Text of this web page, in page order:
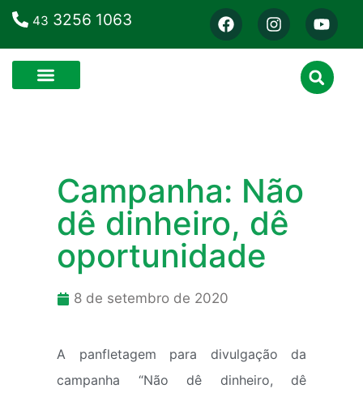
43 3256 1063
Campanha: Não
dê dinheiro, dê
oportunidade
8 de setembro de 2020
A panfletagem para divulgação da
campanha “Não dê dinheiro, dê